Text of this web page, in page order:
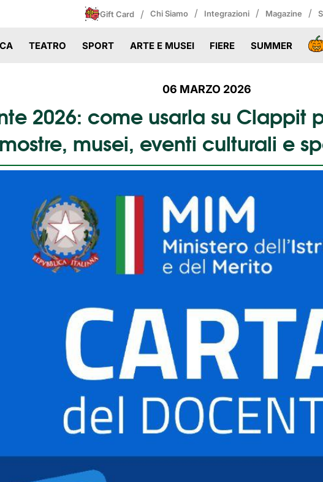
Gift Card / Chi Siamo / Integrazioni / Magazine /
TEATRO SPORT ARTE E MUSEI FIERE SUMMER
06 MARZO 2026
2026: come usarla su Clappit
musei, eventi culturali e